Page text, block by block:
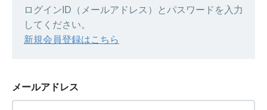
ログインID（メールアドレス）とパスワードを入力
してください。
新規会員登録はこちら
メールアドレス